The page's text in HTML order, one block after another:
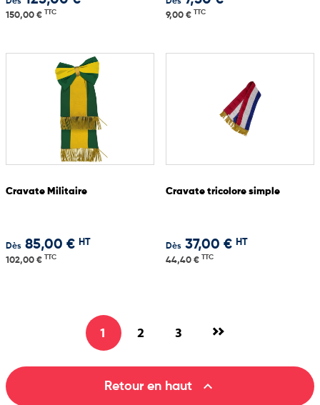
150,00 € TTC 9,00 € TTC
Cravate Militaire
Dès 85,00 € HT
102,00 € TTC
Cravate tricolore simple
Dès 37,00 € HT
44,40 € TTC
1 2 3
Retour en haut 